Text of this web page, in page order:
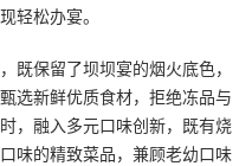
轻松办宴。
保留了坝坝宴的烟火底色，
选新鲜优质食材，拒绝冻品与
，融入多元口味创新，既有烧
味的精致菜品，兼顾老幼口味